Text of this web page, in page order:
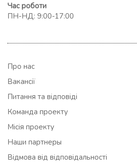
Час роботи
ПН-НД: 9:00-17:00
Про нас
Вакансії
Питання та відповіді
Команда проекту
Місія проекту
Наши партнеры
Відмова від відповідальності